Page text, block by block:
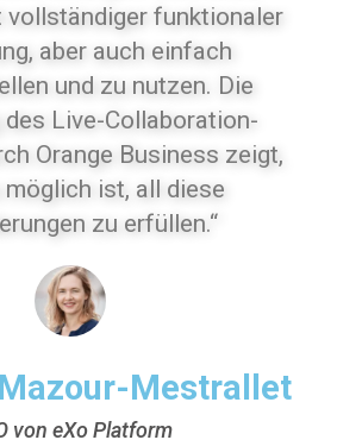
vollständiger funktionaler
aber auch einfach
und zu nutzen. Die
des Live-Collaboration-
Orange Business zeigt,
möglich ist, all diese
zu erfüllen.“
Mestrallet
von eXo Platform